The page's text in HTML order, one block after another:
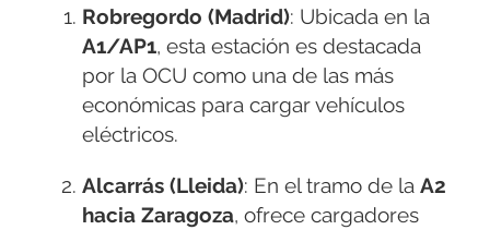
Robregordo (Madrid): Ubicada en la
A1/AP1, esta estación es destacada
por la OCU como una de las más
económicas para cargar vehículos
eléctricos.
Alcarrás (Lleida): En el tramo de la A2
hacia Zaragoza, ofrece cargadores